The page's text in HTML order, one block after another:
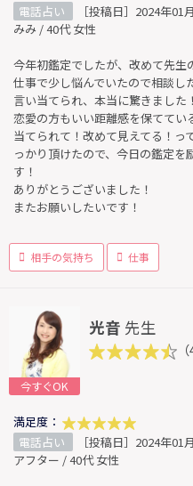
電話占い
［投稿日］2024年01
みみ / 40代 女性
今年初鑑定でしたが、改めて先生
仕事で少し悩んでいたので相談し
言い当てられ、本当に驚きました！
恋愛の方もいい距離感を保てて
当てられて！改めて見えてる！っ
っかり頂けたので、今日の鑑定を
す！
ありがとうございました！
またお願いしたいです！
相手の気持ち 仕事
今すぐOK
光音 先生
（
満足度：
電話占い
［投稿日］2024年01
アフター / 40代 女性